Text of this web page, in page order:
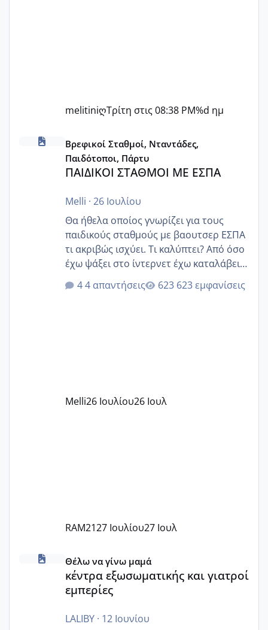
melitiniღΤρίτη στις 08:38 PM%d ημ
ΠΑΙΔΙΚΟΙ ΣΤΑΘΜΟΙ ΜΕ ΕΣΠΑ
Βρεφικοί Σταθμοί, Νταντάδες,
Παιδότοποι, Πάρτυ
ΠΑΙΔΙΚΟΙ ΣΤΑΘΜΟΙ ΜΕ ΕΣΠΑ
Melli · 26 Ιουλίου
Θα ήθελα οποίος γνωρίζει για τους
παιδικούς σταθμούς με βαουτσερ ΕΣΠΑ
τι ακριβώς ισχύει. Τι καλύπτει? Από όσο
έχω ψάξει στο ίντερνετ έχω καταλάβει
ότι το βαουτσερ καλύπτει όλα τα
δίδακτρα και τα τροφεια του ιδιωτικού
Εγώ πήγα σε έναν ιδιωτικό παιδικό στ
4 απαντήσεις 623 εμφανίσεις
Melli26 Ιουλίου26 Ιουλ
RAM2127 Ιουλίου27 Ιουλ
κέντρα εξωσωματικής και γιατροί εμπερίες
Θέλω να γίνω μαμά
κέντρα εξωσωματικής και γιατροί
εμπερίες
LALIBY· 12 Ιουνίου